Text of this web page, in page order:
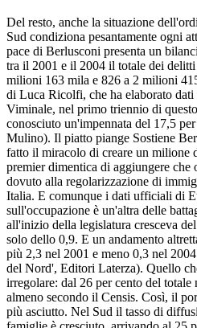
Del resto, anche la situazione
Sud condiziona pesantamente ogni
pace di Berlusconi presenta un
tra il 2001 e il 2004 il totale dei delitti
milioni 163 mila e 826 a 2 milioni
di Luca Ricolfi, che ha elaborato
Viminale, nel primo triennio di
conosciuto un'impennata del 17,5
Mulino). Il piatto piange Sostiene
fatto il miracolo di creare un milione
premier dimentica di aggiungere che
dovuto alla regolarizzazione di
Italia. E comunque i dati ufficiali di
sull'occupazione è un'altra delle
all'inizio della legislatura cresceva
solo dello 0,9. E un andamento
più 2,3 nel 2001 e meno 0,3 nel
del Nord', Editori Laterza). Quello
irregolare: dal 26 per cento del
almeno secondo il Censis. Così, il
più asciutto. Nel Sud il tasso di